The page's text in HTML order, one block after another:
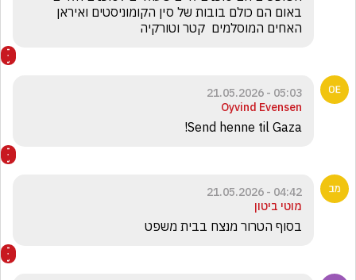
האחים המוסלמים  קטר וטורקיה
05:03 - 21.05.2026
Oyvind Evensen
Send henne til Gaza!
04:42 - 21.05.2026
מוטי ביטון
בסוף הטרור מנצח בבית משפט